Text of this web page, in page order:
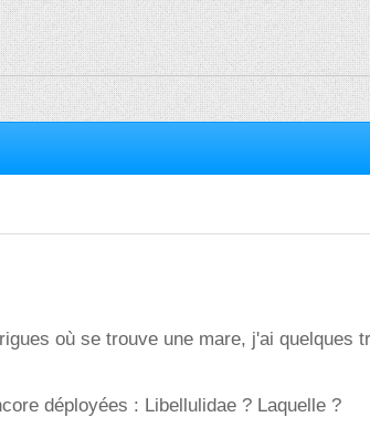
où se trouve une mare, j'ai quelques
déployées : Libellulidae ? Laquelle ?